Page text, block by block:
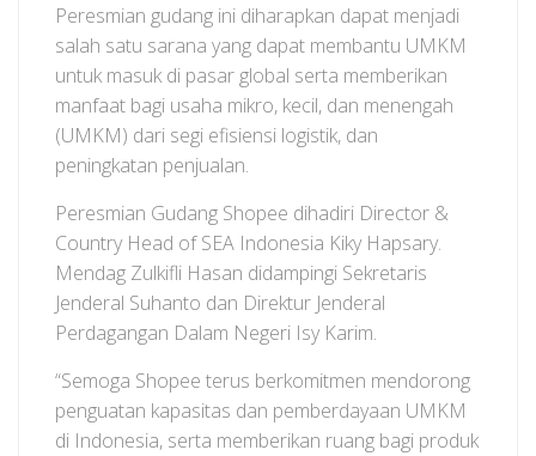
Peresmian gudang ini diharapkan dapat menjadi
salah satu sarana yang dapat membantu UMKM
untuk masuk di pasar global serta memberikan
manfaat bagi usaha mikro, kecil, dan menengah
(UMKM) dari segi efisiensi logistik, dan
peningkatan penjualan.
Peresmian Gudang Shopee dihadiri Director &
Country Head of SEA Indonesia Kiky Hapsary.
Mendag Zulkifli Hasan didampingi Sekretaris
Jenderal Suhanto dan Direktur Jenderal
Perdagangan Dalam Negeri Isy Karim.
“Semoga Shopee terus berkomitmen mendorong
penguatan kapasitas dan pemberdayaan UMKM
di Indonesia, serta memberikan ruang bagi produk